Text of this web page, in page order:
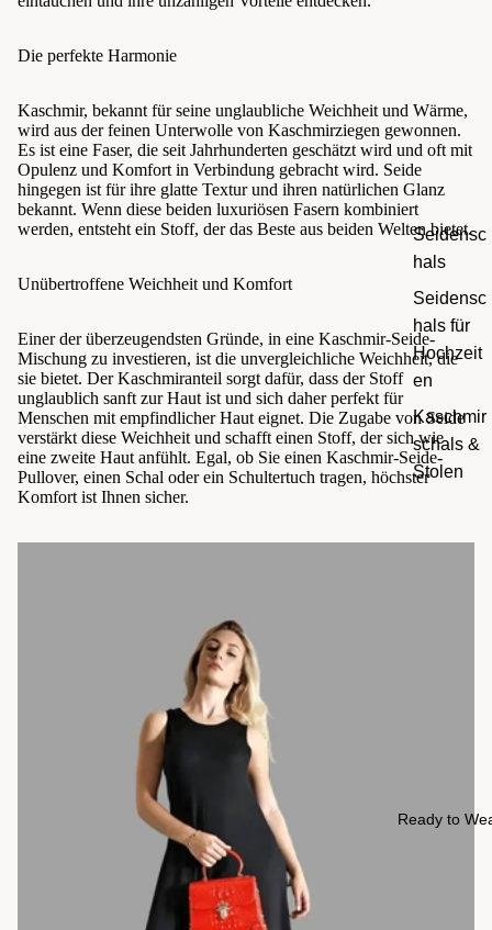
Seidensc
hals
Seidensc
hals für
Hochzeit
en
Kaschmir
schals &
Stolen
Ready to
Die perfekte Harmonie
Kaschmir, bekannt für seine unglaubliche Weichheit und Wärme,
wird aus der feinen Unterwolle von Kaschmirziegen gewonnen.
Es ist eine Faser, die seit Jahrhunderten geschätzt wird und oft mit
Opulenz und Komfort in Verbindung gebracht wird. Seide
hingegen ist für ihre glatte Textur und ihren natürlichen Glanz
bekannt. Wenn diese beiden luxuriösen Fasern kombiniert
werden, entsteht ein Stoff, der das Beste aus beiden Welten bietet.
Unübertroffene Weichheit und Komfort
Einer der überzeugendsten Gründe, in eine Kaschmir-Seide-
Mischung zu investieren, ist die unvergleichliche Weichheit, die
sie bietet. Der Kaschmiranteil sorgt dafür, dass der Stoff
unglaublich sanft zur Haut ist und sich daher perfekt für
Menschen mit empfindlicher Haut eignet. Die Zugabe von Seide
verstärkt diese Weichheit und schafft einen Stoff, der sich wie
eine zweite Haut anfühlt. Egal, ob Sie einen Kaschmir-Seide-
Pullover, einen Schal oder ein Schultertuch tragen, höchster
Komfort ist Ihnen sicher.